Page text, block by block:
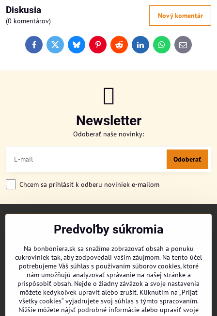
Diskusia
(0 komentárov)
Nový komentár
FacebookTwitterBlueskyPinterestReddit LinkedInWhatsApp
E-
mail
Newsletter
Odoberať naše novinky:
Odoberať
Chcem sa prihlásiť k odberu noviniek e-mailom
DORUČENIE OBJEDNÁVKY
REKLAMAČNÉ PODMIENKY
OBCHODNÉ PODMIENKY
KONTAKT
Predvoľby súkromia
Na bonboniera.sk sa snažíme zobrazovať obsah a ponuku
cukroviniek tak, aby zodpovedali vašim záujmom. Na tento účel
potrebujeme Váš súhlas s používaním súborov cookies, ktoré
nám umožňujú analyzovať správanie na našej stránke a
prispôsobiť obsah. Nejde o žiadny záväzok a svoje nastavenia
môžete kedykoľvek upraviť alebo zrušiť. Kliknutím na „Prijať
všetky cookies“ vyjadrujete svoj súhlas s týmto spracovaním.
Nižšie môžete nájsť podrobné informácie alebo upraviť svoje